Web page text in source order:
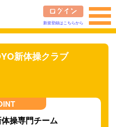
新規登録はこちらから
新体操クラブ
操専門チーム